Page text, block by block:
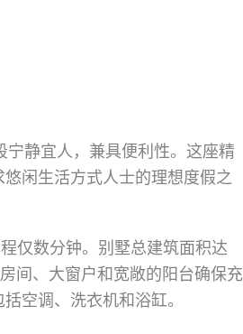
宁静宜人，兼具便利性。这座精
闲生活方式人士的理想度假之
仅数分钟。别墅总建筑面积达
间、大窗户和宽敞的阳台确保充
空调、洗衣机和浴缸。